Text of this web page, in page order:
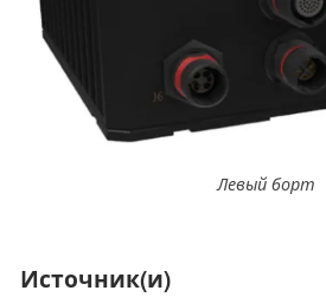
Левый борт
Источник(и)